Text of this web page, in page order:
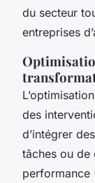
du secteur
entreprises
des
d’intégrer
tâches ou de
performance